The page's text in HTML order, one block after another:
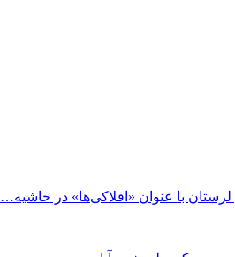
با عنوان «افلاکی‌ها» در حاشیه…